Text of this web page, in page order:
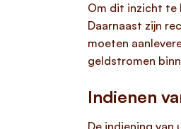
Om dit inzicht te
Daarnaast zijn
moeten
geldstromen
Indienen
De indiening van